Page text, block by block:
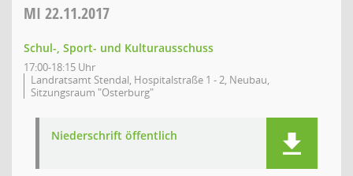
MI 22.11.2017
Schul-, Sport- und Kulturausschuss
17:00-18:15 Uhr
Landratsamt Stendal, Hospitalstraße 1 - 2, Neubau,
Sitzungsraum "Osterburg"
Niederschrift öffentlich